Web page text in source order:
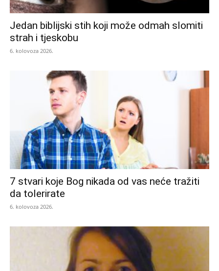
Jedan biblijski stih koji može odmah slomiti
strah i tjeskobu
6. kolovoza 2026.
7 stvari koje Bog nikada od vas neće tražiti
da tolerirate
6. kolovoza 2026.